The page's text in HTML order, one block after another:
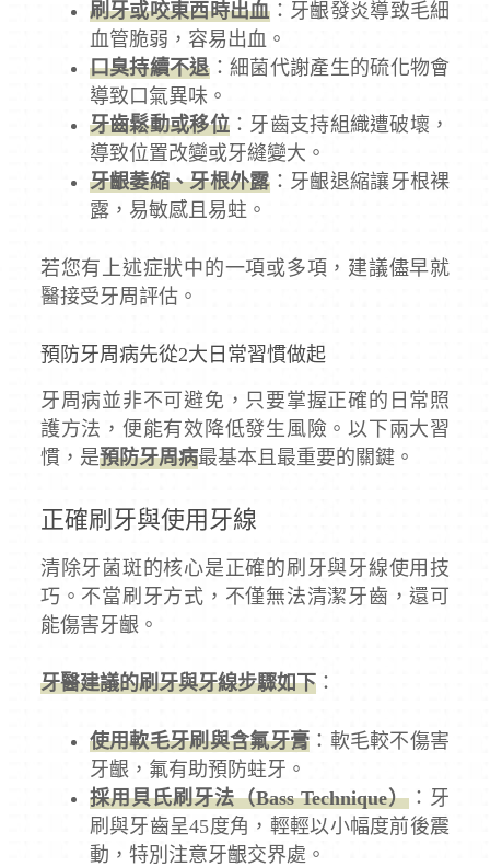
刷牙或咬東西時出血：牙齦發炎導致毛細
血管脆弱，容易出血。
口臭持續不退：細菌代謝產生的硫化物會
導致口氣異味。
牙齒鬆動或移位 ：牙齒支持組織遭破壞，
導致位置改變或牙縫變大。
牙齦萎縮、牙根外露：牙齦退縮讓牙根裸
露，易敏感且易蛀。
若您有上述症狀中的一項或多項，建議儘早就
醫接受牙周評估。
預防牙周病先從2大日常習慣做起
牙周病並非不可避免，只要掌握正確的日常照
護方法，便能有效降低發生風險。以下兩大習
慣，是預防牙周病最基本且最重要的關鍵。
正確刷牙與使用牙線
清除牙菌斑的核心是正確的刷牙與牙線使用技
巧。不當刷牙方式，不僅無法清潔牙齒，還可
能傷害牙齦。
牙醫建議的刷牙與牙線步驟如下：
使用軟毛牙刷與含氟牙膏 ：軟毛較不傷害
牙齦，氟有助預防蛀牙。
採用貝氏刷牙法（Bass Technique） ：牙
刷與牙齒呈45度角，輕輕以小幅度前後震
動，特別注意牙齦交界處。